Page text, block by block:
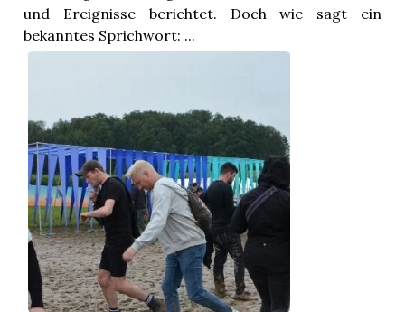
und Ereignisse berichtet. Doch wie sagt ein
bekanntes Sprichwort: ...